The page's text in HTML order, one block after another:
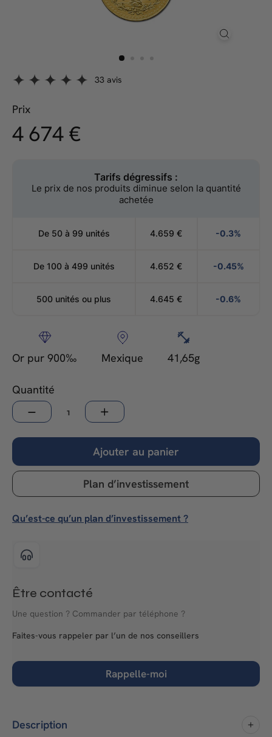
33 avis
Prix
Prix
régulier
4 674 €
Tarifs dégressifs :
Le prix de nos produits diminue selon la quantité
achetée
De 50 à 99 unités 4.659 € -0.3%
De 100 à 499 unités 4.652 € -0.45%
500 unités ou plus 4.645 € -0.6%
Or pur 900‰ Mexique 41,65g
Quantité
− +
Ajouter au panier
Plan d’investissement
Qu’est-ce qu’un plan d’investissement ?
Être contacté
Une question ? Commander par téléphone ?
Faites-vous rappeler par l’un de nos conseillers
Rappelle-moi
Description